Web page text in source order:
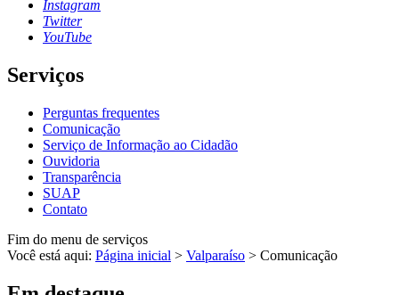
Instagram
Twitter
YouTube
Serviços
Perguntas frequentes
Comunicação
Serviço de Informação ao Cidadão
Ouvidoria
Transparência
SUAP
Contato
Fim do menu de serviços
Você está aqui: Página inicial > Valparaíso > Comunicação